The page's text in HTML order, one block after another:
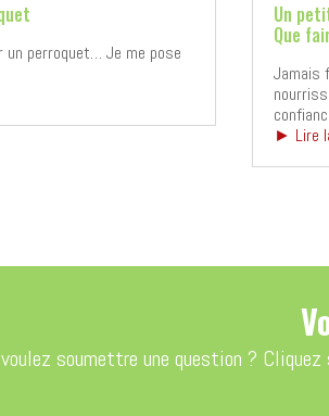
un perroquet… Je me pose
Un
Que
Jamais
► Lire
soumettre une question ?